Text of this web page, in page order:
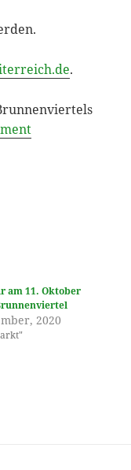
.
am 11. Oktober
2020